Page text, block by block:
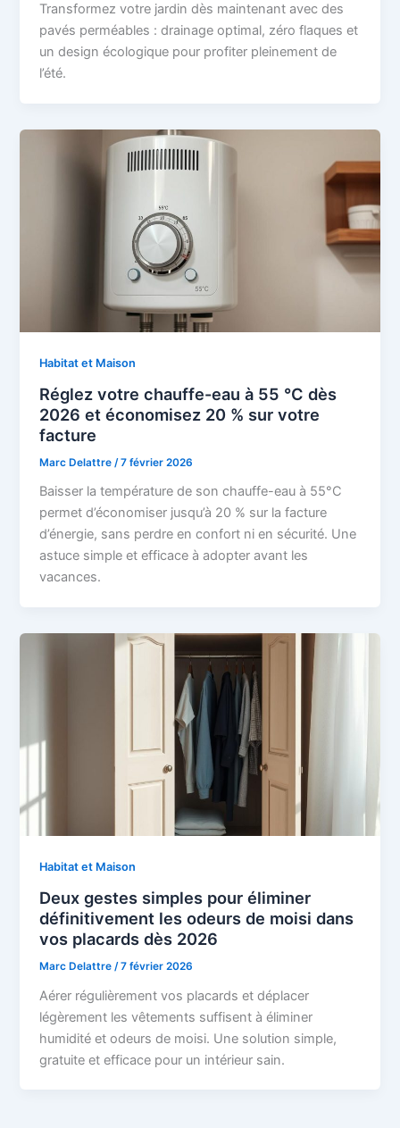
Transformez votre jardin dès maintenant avec des
pavés perméables : drainage optimal, zéro flaques et
un design écologique pour profiter pleinement de
l’été.
Habitat et Maison
Réglez votre chauffe-eau à 55 °C dès
2026 et économisez 20 % sur votre
facture
Marc Delattre /7 février 2026
Baisser la température de son chauffe-eau à 55°C
permet d’économiser jusqu’à 20 % sur la facture
d’énergie, sans perdre en confort ni en sécurité. Une
astuce simple et efficace à adopter avant les
vacances.
Habitat et Maison
Deux gestes simples pour éliminer
définitivement les odeurs de moisi dans
vos placards dès 2026
Marc Delattre /7 février 2026
Aérer régulièrement vos placards et déplacer
légèrement les vêtements suffisent à éliminer
humidité et odeurs de moisi. Une solution simple,
gratuite et efficace pour un intérieur sain.